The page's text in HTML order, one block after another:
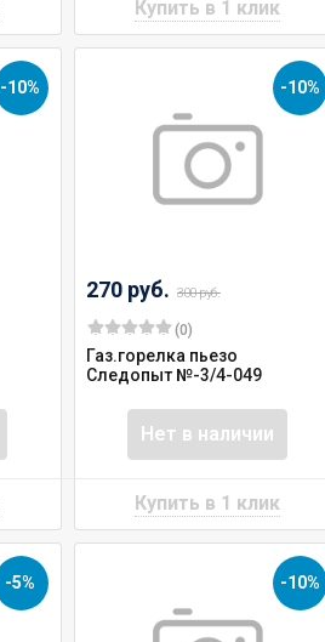
-10% -10%
270 руб. 300 руб.
(0)
Газ.горелка пьезо
Следопыт №-3/4-049
Нет в наличии
-5% -10%